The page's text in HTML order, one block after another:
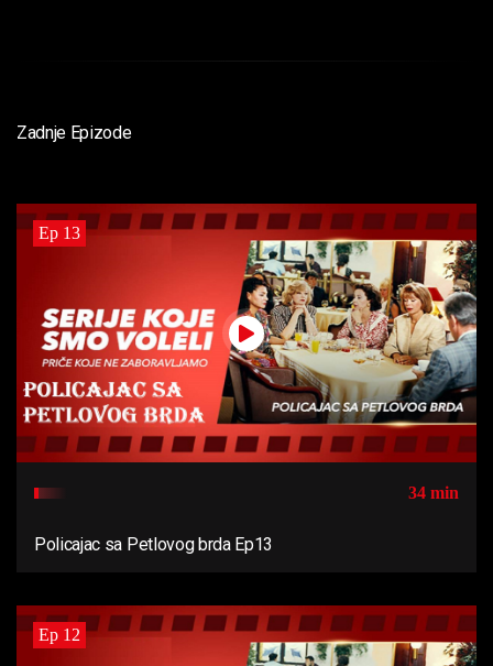
Zadnje Epizode
Ep 13
34 min
Policajac sa Petlovog brda Ep13
Ep 12